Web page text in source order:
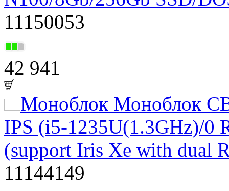
11150053
42 941
Моноблок Моноблок
IPS (i5-1235U(1.3GHz)/0
(support Iris Xe with dual
11144149